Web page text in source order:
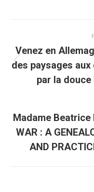
article
Venez en
des paysages
par la
Madame Beatrice
WAR : A
AND